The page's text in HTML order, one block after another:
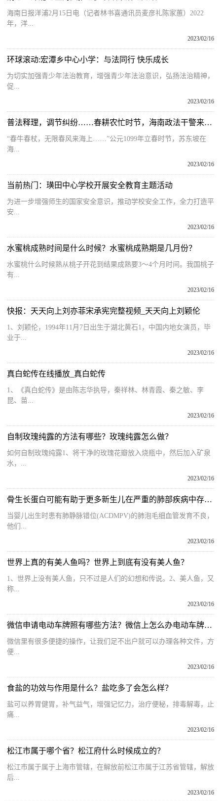
海南日报洋浦2月15日电（记者林书喜通讯员麦彦礼陈家蕙）2022
年，洋...
2023/02/16
环球滚动:宏潭乡中心小学：与法同行 快乐成长
为切实加强青少年法治教育，增强青少年法治意识，弘扬法治精神，
促...
2023/02/16
普法释理，调节纠纷……春耕农忙时节，海南政法干警来护航
“春牛春杖，无限春风来海上……”公元1099年立春时节，苏东坡在
海...
2023/02/16
当前热门：璜田中心学校开展安全教育主题活动
为进一步增强师生的国家安全意识，推动学校安全工作，全力打造平
安...
2023/02/16
水蜜桃成熟时间是什么时候？水蜜桃成熟期是几月份？
水蜜桃什么时候熟从桃子开花到结果成熟要3～4个月时间。我国桃子
有...
2023/02/16
快报：天天向上刘亦菲宋承宪完整视频_天天向上刘颖伦
1、刘颖伦，1994年11月7日出生于湖北黄石1，中国内地女演员，毕
业于...
2023/02/16
真白蛇传在线播放_真白蛇传
1、《真白蛇传》是由陈志华执导，秦祥林、林青霞、秦之敏、李
昆、苗...
2023/02/16
自制玫瑰纯露的方法有哪些？玫瑰纯露怎么做？
如何自制玫瑰纯露1、将干净的玫瑰花瓣放入烧瓶中，然后加入矿泉
水，...
2023/02/16
骨生长蛋白可能有助于更多新生儿在严重的肺部疾病中存活下来
当婴儿出生时患有肺静脉错位(ACDMPV)的肺泡毛细血管发育不良，
他们...
2023/02/16
世界上真的有美人鱼吗？世界上到底有没有美人鱼？
1、世界上没有美人鱼，只不过是人们的幻想和传说。2、美人鱼，又
称...
2023/02/16
微信申请电动车牌照有哪些方法？微信上怎么办电动车牌照？
微信里有很多便捷的操作，让我们足不出户就可以办理各种文件，方
便...
2023/02/16
食盐的功效与作用是什么？盐吃多了会怎么样？
盐可以养胃健胃，补气益气，增强记忆力，治疗便秘，排毒解毒，止
痛...
2023/02/16
松江市属于哪个省？松江府什么时候成立的？
松江市属于属于上海市管辖，在解放前松江市属于江苏省管辖，解放
后...
2023/02/16